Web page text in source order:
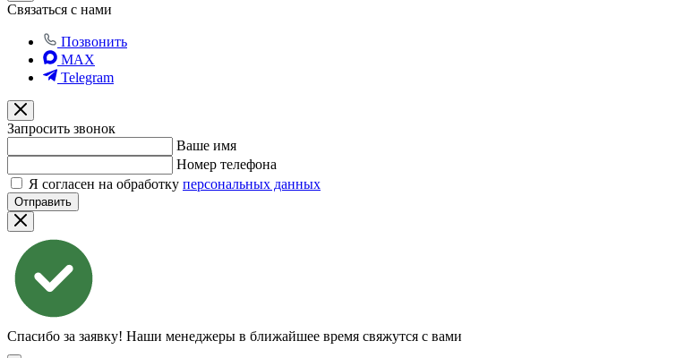
Связаться с нами
Позвонить
MAX
Telegram
Запросить звонок
Ваше имя
Номер телефона
Я согласен на обработку персональных данных
Отправить
Спасибо за заявку! Наши менеджеры в ближайшее время свяжутся с вами